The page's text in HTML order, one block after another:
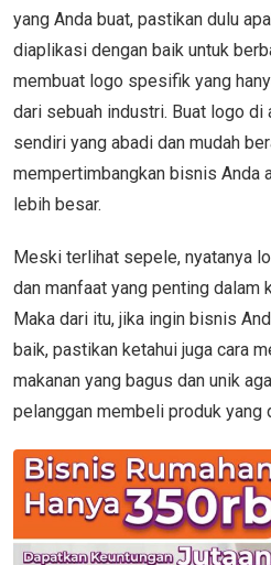
yang Anda buat, pastikan dulu
diaplikasi dengan baik untuk
membuat logo spesifik yang
dari sebuah industri. Buat logo
sendiri yang abadi dan mudah
mempertimbangkan bisnis Anda
lebih besar.
Meski terlihat sepele, nyatanya
dan manfaat yang penting
Maka dari itu, jika ingin bisnis
baik, pastikan ketahui juga cara
makanan yang bagus dan unik
pelanggan membeli produk yang